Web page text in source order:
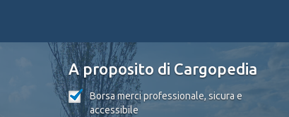
A proposito di Cargopedia
Borsa merci professionale, sicura e
accessibile